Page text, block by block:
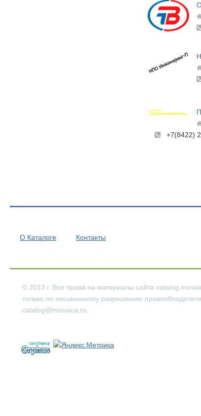
+7(8422)
О Каталоге Контакты
© 2013 г. Все права на материалы сайта
только по письменному разрешению
catalog@mosaica.ru.